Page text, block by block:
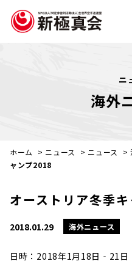
ニ
海外
ホーム > ニュース > ニュース >
ャンプ2018
オーストリア冬季
2018.01.29 海外ニュース
日時：2018年1月18日‐21日